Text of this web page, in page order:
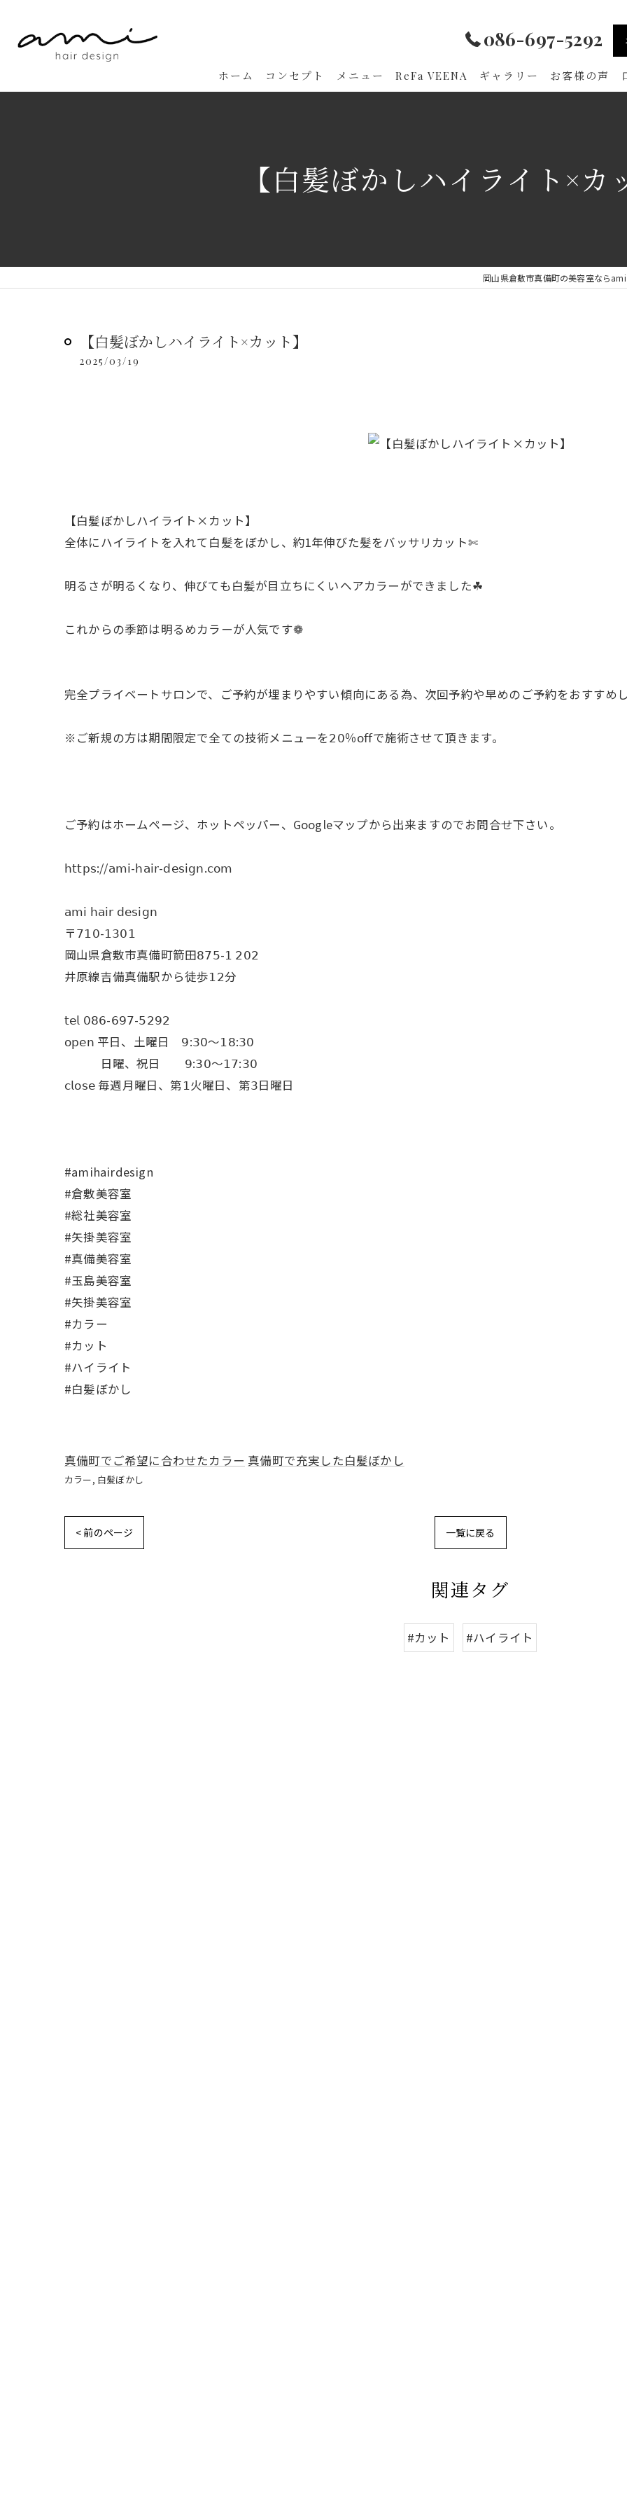
086-697-5292
ホーム コンセプト メニュー ReFa VEENA ギャラリー お客様の声
【白髪ぼかしハイライト×カ
岡山県倉敷市真備町の美容室なら
【白髪ぼかしハイライト×カット】
2025/03/19
【白髪ぼかしハイライト×カット】
全体にハイライトを入れて白髪をぼかし、約1年伸びた髪をバッサリカット✄
明るさが明るくなり、伸びても白髪が目立ちにくいヘアカラーができました☘︎
これからの季節は明るめカラーが人気です❁
完全プライベートサロンで、ご予約が埋まりやすい傾向にある為、次回予約や早めのご予約をおすすめ
※ご新規の方は期間限定で全ての技術メニューを𝟤𝟢％𝗈𝖿𝖿で施術させて頂きます。
ご予約はホームページ、ホットペッパー、Googleマップから出来ますのでお問合せ下さい。
𝗁𝗍𝗍𝗉𝗌://𝖺𝗆𝗂-𝗁𝖺𝗂𝗋-𝖽𝖾𝗌𝗂𝗀𝗇.𝖼𝗈𝗆
𝖺𝗆𝗂 𝗁𝖺𝗂𝗋 𝖽𝖾𝗌𝗂𝗀𝗇
〒𝟩𝟣𝟢-𝟣𝟥𝟢𝟣
岡山県倉敷市真備町箭田𝟪𝟩𝟧-𝟣 𝟤𝟢𝟤
井原線吉備真備駅から徒歩𝟣𝟤分
𝗍𝖾𝗅 𝟢𝟪𝟨-𝟨𝟫𝟩-𝟧𝟤𝟫𝟤
𝗈𝗉𝖾𝗇 平日、土曜日 𝟫:𝟥𝟢〜𝟣𝟪:𝟥𝟢
日曜、祝日 𝟫:𝟥𝟢〜𝟣𝟩:𝟥𝟢
𝖼𝗅𝗈𝗌𝖾 毎週月曜日、第𝟣火曜日、第𝟥日曜日
#amihairdesign
#倉敷美容室
#総社美容室
#矢掛美容室
#真備美容室
#玉島美容室
#矢掛美容室
#カラー
#カット
#ハイライト
#白髪ぼかし
真備町でご希望に合わせたカラー 真備町で充実した白髪ぼかし
カラー 白髪ぼかし
< 前のページ 一覧に戻る
関連タグ
#カット #ハイライト